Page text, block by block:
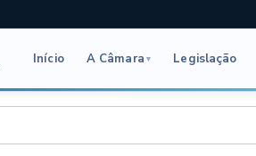
Início A Câmara ▾ Legislação